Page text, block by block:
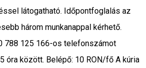
látogatható. Időpontfoglalás az
három munkanappal kérhető.
788 125 166-os telefonszámot
óra között. Belépő: 10 RON/fő A kúria